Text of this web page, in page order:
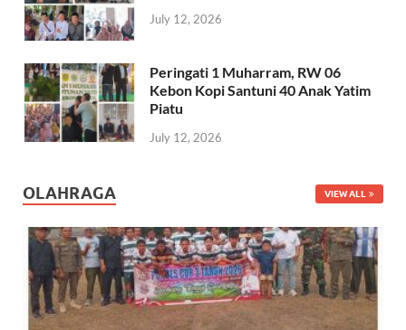
July 12, 2026
Peringati 1 Muharram, RW 06
Kebon Kopi Santuni 40 Anak Yatim
Piatu
July 12, 2026
OLAHRAGA VIEW ALL